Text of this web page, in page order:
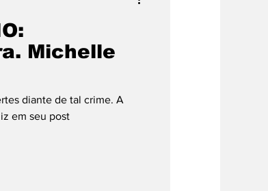
Michelle
diante de tal crime. A
em seu post